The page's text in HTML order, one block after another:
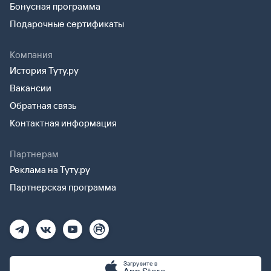
Бонусная программа
Подарочные сертификаты
Компания
История Туту.ру
Вакансии
Обратная связь
Контактная информация
Партнерам
Реклама на Туту.ру
Партнерская программа
Загрузите в